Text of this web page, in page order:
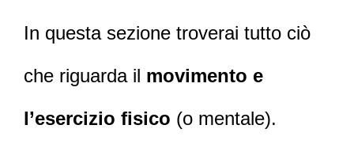
In questa sezione troverai tutto ciò
che riguarda il movimento e
l’esercizio fisico (o mentale).